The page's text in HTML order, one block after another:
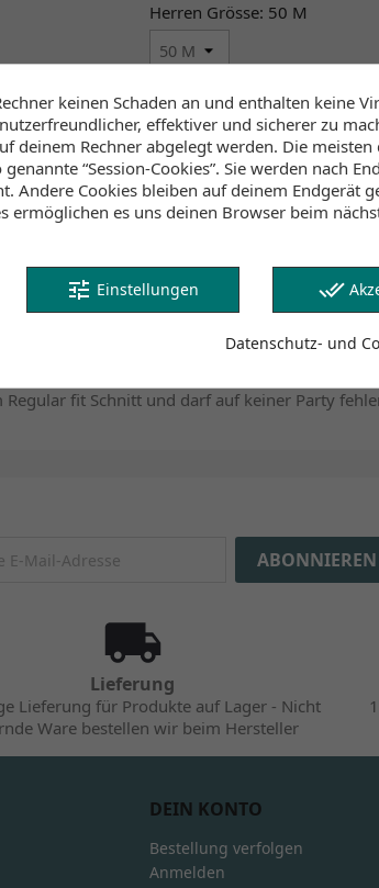
Herren Grösse: 50 M
Menge
 IN DEN
Dieses Produkt ist
Klicke hier um die
fit Schnitt und darf auf keiner Party
Lieferung
Lieferung für Produkte auf Lager - Nicht
Ware bestellen wir beim Hersteller
DEIN KONTO
Bestellung verfolgen
Anmelden
keinen Schaden an und enthalten keine
effektiver und sicherer zu
deinem Rechner abgelegt werden. Die
“Session-Cookies”. Sie werden nach
Andere Cookies bleiben auf deinem Endgerät
ermöglichen es uns deinen Browser beim
tune Einstellungen done_all
Datenschutz- und